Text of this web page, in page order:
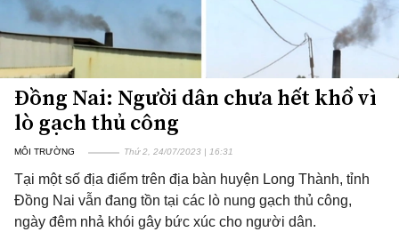
Đồng Nai: Người dân chưa hết khổ vì
lò gạch thủ công
MÔI TRƯỜNG Thứ 2, 24/07/2023 | 16:31
Tại một số địa điểm trên địa bàn huyện Long Thành, tỉnh
Đồng Nai vẫn đang tồn tại các lò nung gạch thủ công,
ngày đêm nhả khói gây bức xúc cho người dân.